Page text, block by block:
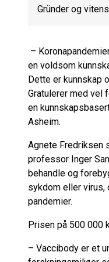
Gründer og
–
en voldsom
Dette er kunnskap
Gratulerer med vel
en
Asheim.
Agnete Fredriksen
professor Inger
behandle og
sykdom eller virus,
pandemier.
Prisen på 500 000
– Vaccibody er et